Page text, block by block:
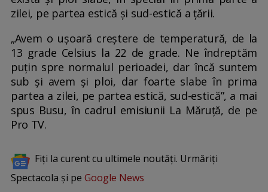
zilei, pe partea estică și sud-estică a țării.
„Avem o ușoară creștere de temperatură, de la
13 grade Celsius la 22 de grade. Ne îndreptăm
puțin spre normalul perioadei, dar încă suntem
sub și avem și ploi, dar foarte slabe în prima
partea a zilei, pe partea estică, sud-estică”, a mai
spus Busu, în cadrul emisiunii La Măruță, de pe
Pro TV.
Fiți la curent cu ultimele noutăți. Urmăriți
Spectacola și pe Google News